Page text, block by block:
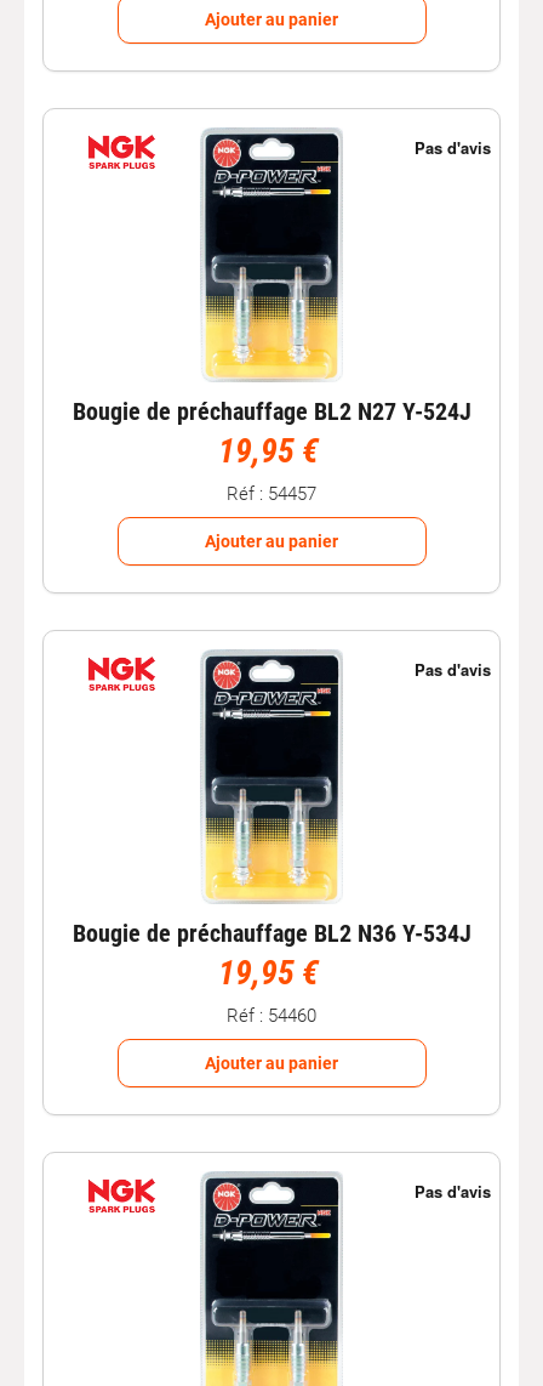
Ajouter au panier
Bougie de préchauffage BL2 N27 Y-524J
19,95 €
Réf : 54457
Ajouter au panier
Bougie de préchauffage BL2 N36 Y-534J
19,95 €
Réf : 54460
Ajouter au panier